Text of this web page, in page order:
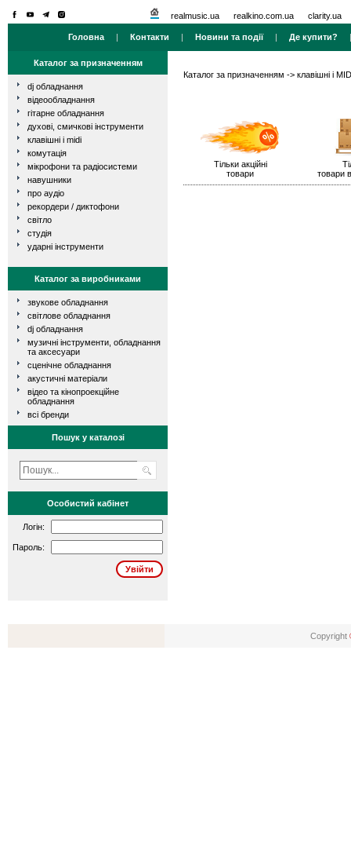
realmusic.ua realkino.com.ua clarity.ua
Головна | Контакти | Новини та події| Де купити?
Каталог за призначенням
dj обладнання
відеообладнання
гітарне обладнання
духові, смичкові інструменти
клавішні і midi
комутація
мікрофони та радіосистеми
навушники
про аудіо
рекордери / диктофони
світло
студія
ударні інструменти
Каталог за виробниками
звукове обладнання
світлове обладнання
dj обладнання
музичні інструменти, обладнання
та аксесуари
сценічне обладнання
акустичні матеріали
відео та кінопроекційне
обладнання
всі бренди
Пошук у каталозі
Особистий кабінет
Логін:
Пароль:
Каталог за призначенням -> клавішні і
Тільки акційні
товари
товари
Copyright